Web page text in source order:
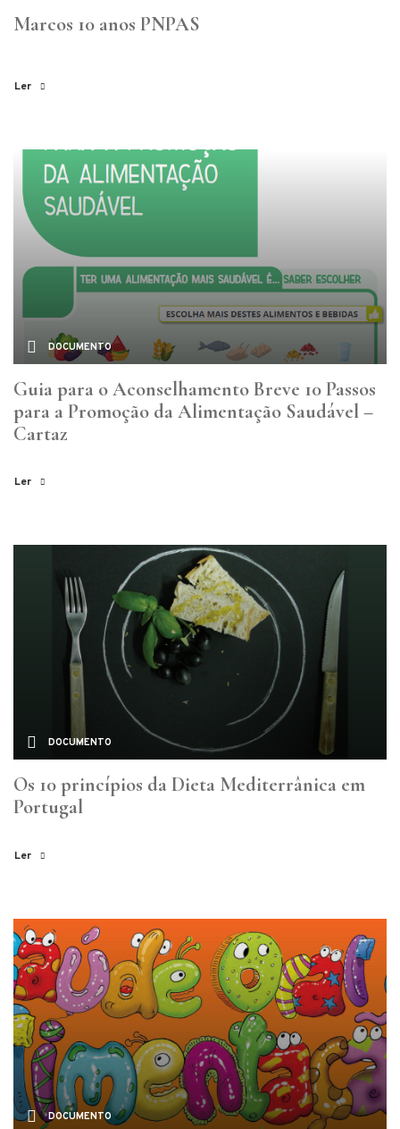
Marcos 10 anos PNPAS
Ler
DOCUMENTO
Guia para o Aconselhamento Breve 10 Passos
para a Promoção da Alimentação Saudável –
Cartaz
Ler
DOCUMENTO
Os 10 princípios da Dieta Mediterrânica em
Portugal
Ler
DOCUMENTO